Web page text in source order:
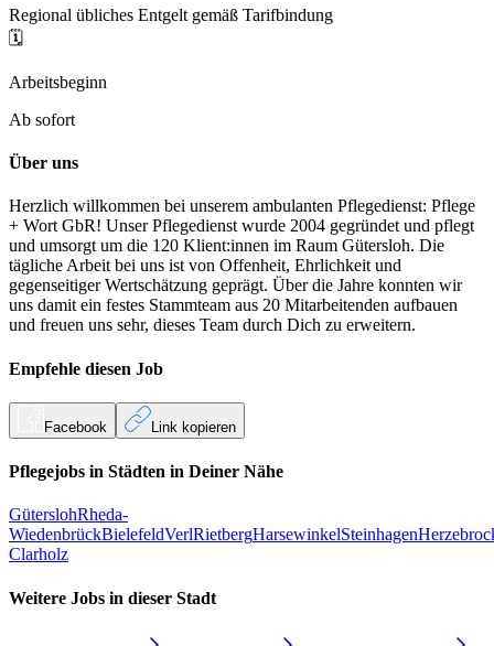
Regional übliches Entgelt gemäß Tarifbindung
🗓️
Arbeitsbeginn
Ab sofort
Über uns
Herzlich willkommen bei unserem ambulanten Pflegedienst: Pflege
+ Wort GbR! Unser Pflegedienst wurde 2004 gegründet und pflegt
und umsorgt um die 120 Klient:innen im Raum Gütersloh. Die
tägliche Arbeit bei uns ist von Offenheit, Ehrlichkeit und
gegenseitiger Wertschätzung geprägt. Über die Jahre konnten wir
uns damit ein festes Stammteam aus 20 Mitarbeitenden aufbauen
und freuen uns sehr, dieses Team durch Dich zu erweitern.
Empfehle diesen Job
Facebook Link kopieren
Pflegejobs in Städten in Deiner Nähe
GüterslohRheda-
WiedenbrückBielefeldVerlRietbergHarsewinkelSteinhagen
Clarholz
Weitere Jobs in dieser Stadt